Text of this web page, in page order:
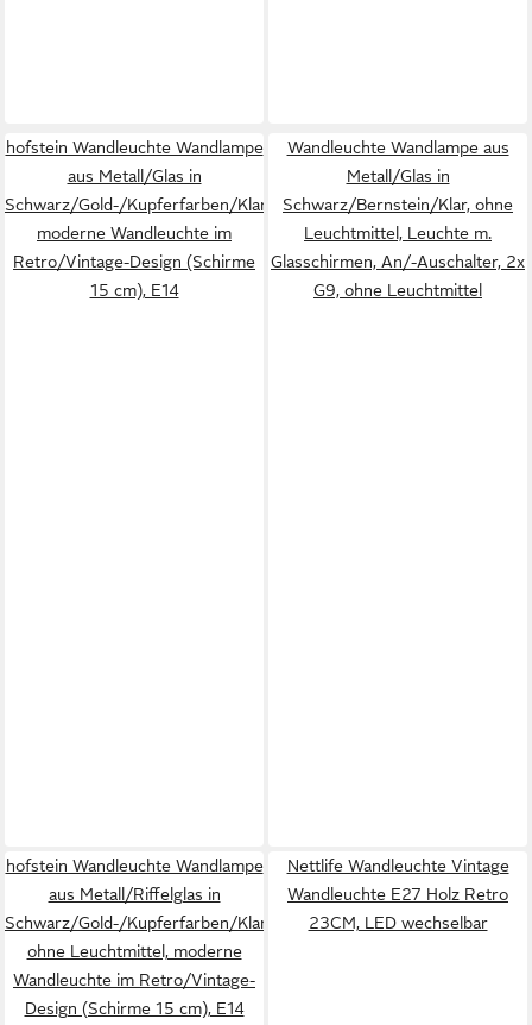
hofstein Wandleuchte Wandlampe
aus Metall/Glas in
Schwarz/Gold-/Kupferfarben/Klar,
moderne Wandleuchte im
Retro/Vintage-Design (Schirme
15 cm), E14
Wandleuchte Wandlampe aus
Metall/Glas in
Schwarz/Bernstein/Klar, ohne
Leuchtmittel, Leuchte m.
Glasschirmen, An/-Auschalter, 2x
G9, ohne Leuchtmittel
hofstein Wandleuchte Wandlampe
aus Metall/Riffelglas in
Schwarz/Gold-/Kupferfarben/Klar,
ohne Leuchtmittel, moderne
Wandleuchte im Retro/Vintage-
Design (Schirme 15 cm), E14
Nettlife Wandleuchte Vintage
Wandleuchte E27 Holz Retro
23CM, LED wechselbar